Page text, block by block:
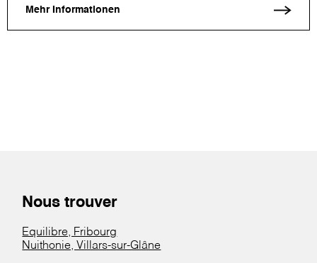
Mehr Informationen
Nous trouver
Equilibre, Fribourg
Nuithonie, Villars-sur-Glâne